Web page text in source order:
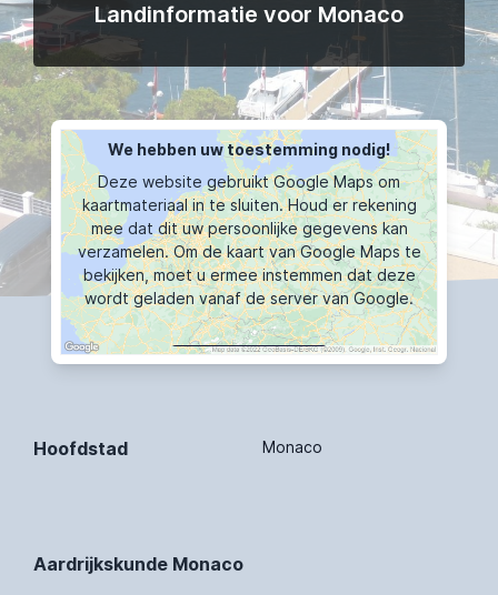
Landinformatie voor Monaco
We hebben uw toestemming nodig!
Deze website gebruikt Google Maps om
kaartmateriaal in te sluiten. Houd er rekening
mee dat dit uw persoonlijke gegevens kan
verzamelen. Om de kaart van Google Maps te
bekijken, moet u ermee instemmen dat deze
wordt geladen vanaf de server van Google.
KAART TOONT
Hoofdstad Monaco
Aardrijkskunde Monaco